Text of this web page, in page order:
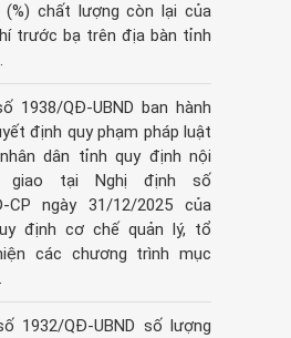
chất lượng còn lại của
trước bạ trên địa bàn tỉnh
1938/QĐ-UBND ban hành
định quy phạm pháp luật
dân tỉnh quy định nội
giao tại Nghị định số
CP ngày 31/12/2025 của
định cơ chế quản lý, tổ
các chương trình mục
1932/QĐ-UBND số lượng